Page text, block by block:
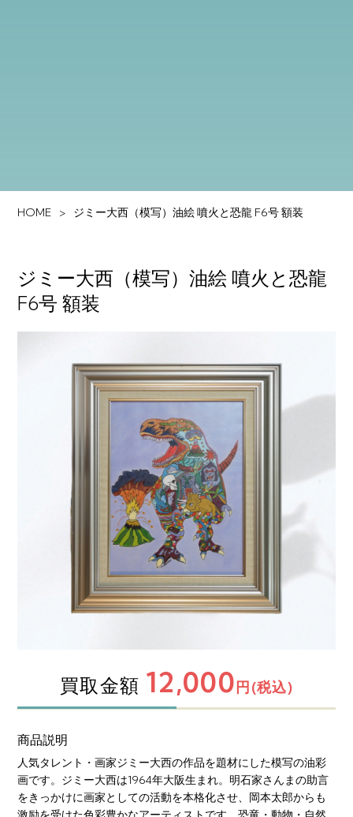
HOME ジミー大西（模写）油絵 噴火と恐龍 F6号 額装
ジミー大西（模写）油絵 噴火と恐龍
F6号 額装
買取金額 12,000円(税込)
商品説明
人気タレント・画家ジミー大西の作品を題材にした模写の油彩
画です。ジミー大西は1964年大阪生まれ。明石家さんまの助言
をきっかけに画家としての活動を本格化させ、岡本太郎からも